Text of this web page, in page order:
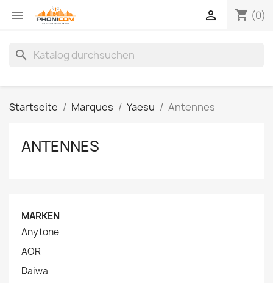
 shopping_cart (0)

search
Startseite Marques Yaesu Antennes
ANTENNES
MARKEN
Anytone
AOR
Daiwa